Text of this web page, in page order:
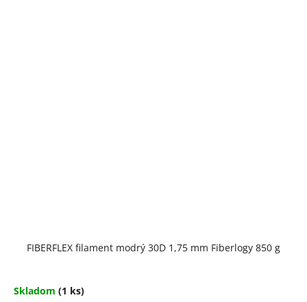
FIBERFLEX filament modrý 30D 1,75 mm Fiberlogy 850 g
Skladom (1 ks)